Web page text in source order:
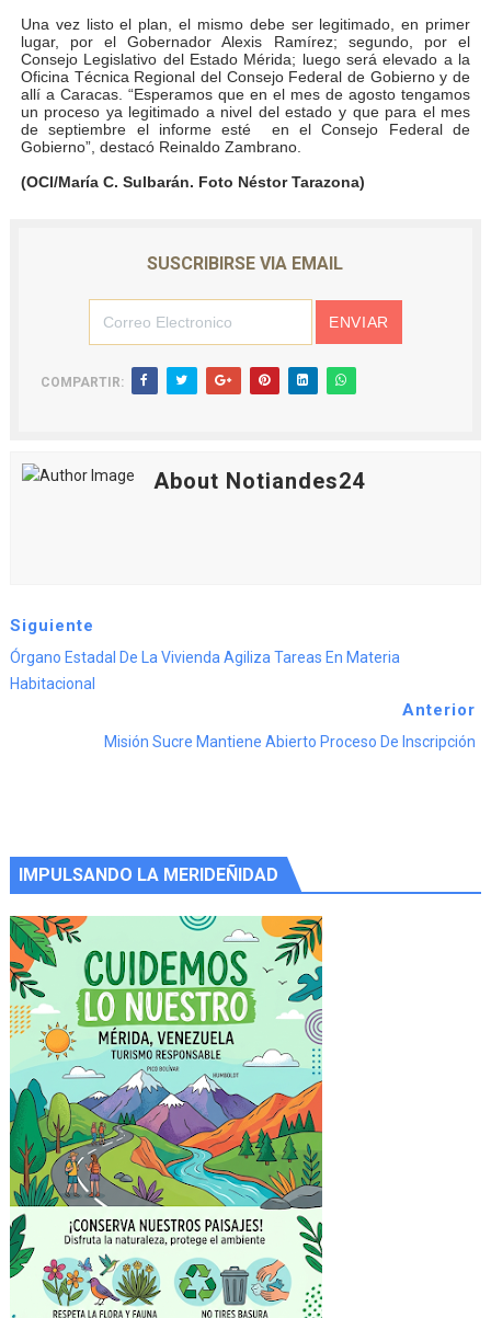
Una vez listo el plan, el mismo debe ser legitimado, en primer
lugar, por el Gobernador Alexis Ramírez; segundo, por el
Consejo Legislativo del Estado Mérida; luego será elevado a la
Oficina Técnica Regional del Consejo Federal de Gobierno y de
allí a Caracas. “Esperamos que en el mes de agosto tengamos
un proceso ya legitimado a nivel del estado y que para el mes
de septiembre el informe esté en el Consejo Federal de
Gobierno”, destacó Reinaldo Zambrano.
(OCI/María C. Sulbarán. Foto Néstor Tarazona)
SUSCRIBIRSE VIA EMAIL
COMPARTIR:
About Notiandes24
Siguiente
Órgano Estadal De La Vivienda Agiliza Tareas En Materia
Habitacional
Anterior
Misión Sucre Mantiene Abierto Proceso De Inscripción
IMPULSANDO LA MERIDEÑIDAD